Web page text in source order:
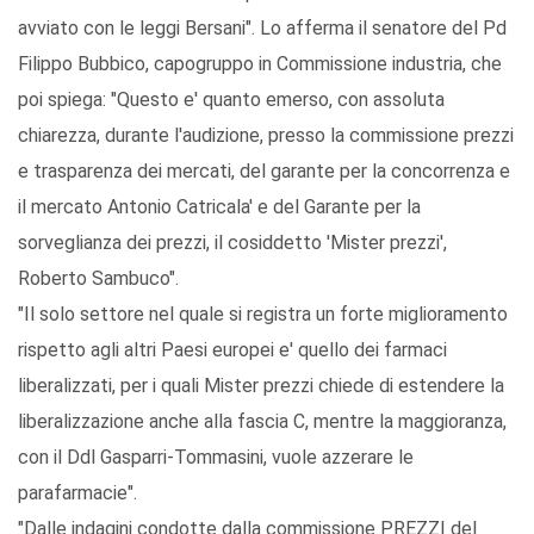
avviato con le leggi Bersani". Lo afferma il senatore del Pd
Filippo Bubbico, capogruppo in Commissione industria, che
poi spiega: "Questo e' quanto emerso, con assoluta
chiarezza, durante l'audizione, presso la commissione prezzi
e trasparenza dei mercati, del garante per la concorrenza e
il mercato Antonio Catricala' e del Garante per la
sorveglianza dei prezzi, il cosiddetto 'Mister prezzi',
Roberto Sambuco".
"Il solo settore nel quale si registra un forte miglioramento
rispetto agli altri Paesi europei e' quello dei farmaci
liberalizzati, per i quali Mister prezzi chiede di estendere la
liberalizzazione anche alla fascia C, mentre la maggioranza,
con il Ddl Gasparri-Tommasini, vuole azzerare le
parafarmacie".
"Dalle indagini condotte dalla commissione PREZZI del